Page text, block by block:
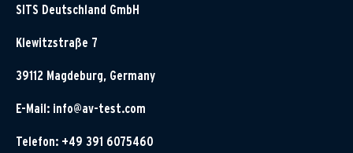
SITS Deutschland GmbH
Klewitzstraße 7
39112 Magdeburg, Germany
E-Mail: info@av-test.com
Telefon: +49 391 6075460